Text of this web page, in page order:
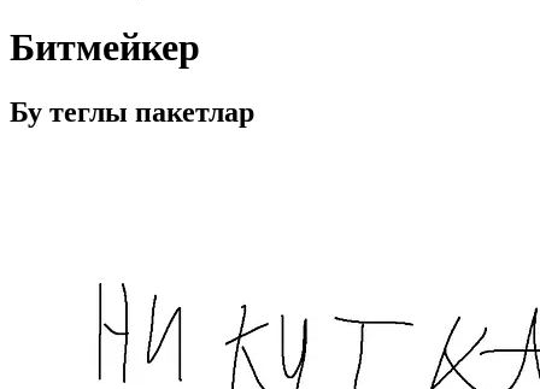
Битмейкер
Бу теглы пакетлар